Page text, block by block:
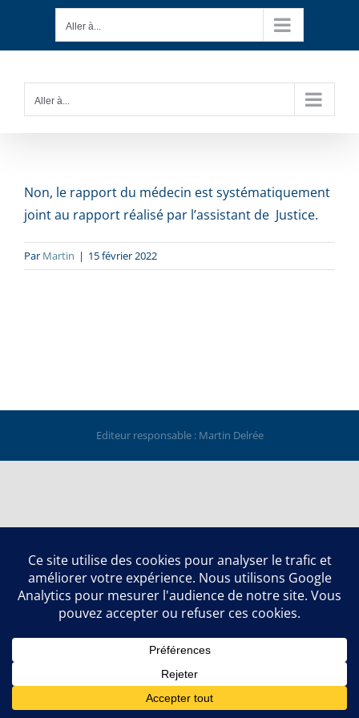
contenu
Aller à...
Aller à...
Non, le rapport du médecin est systématiquement
joint au rapport réalisé par l’assistant de Justice.
Par Martin | 15 février 2022
Editeur responsable : Martin Delrée